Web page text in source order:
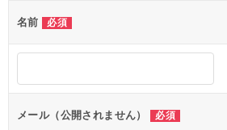
ゲ
ー
シ
ョ
名前 必須
メール（公開されません） 必須